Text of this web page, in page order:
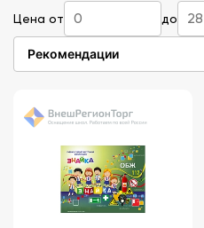
Цена от до
Рекомендации